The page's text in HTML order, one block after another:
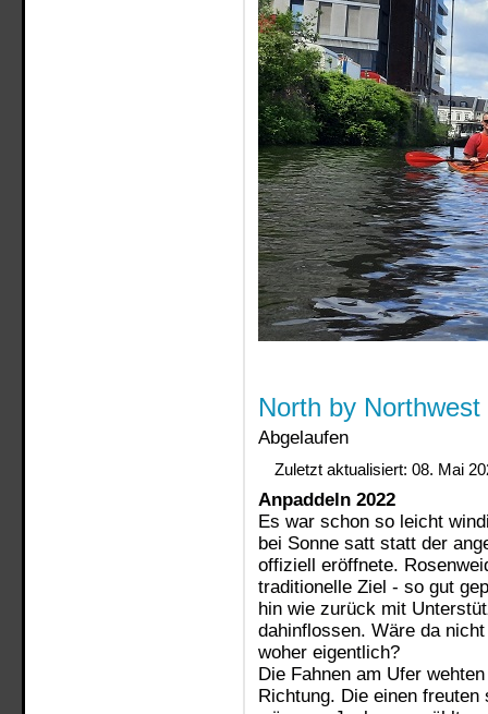
North by Northwest
Abgelaufen
Zuletzt aktualisiert: 08. Mai
Anpaddeln 2022
Es war schon so leicht
bei Sonne satt statt der
offiziell eröffnete.
traditionelle Ziel - so gut
hin wie zurück mit
dahinflossen. Wäre da
woher eigentlich?
Die Fahnen am Ufer
Richtung. Die einen